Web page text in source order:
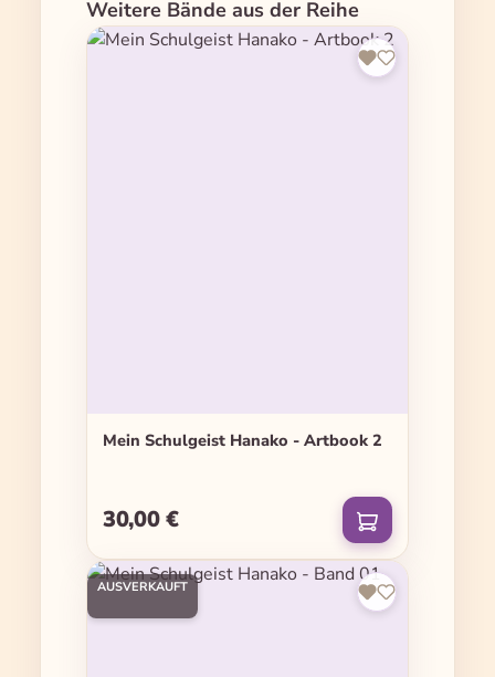
Produktgalerie überspringen
Weitere Bände aus der Reihe
Mein Schulgeist Hanako - Artbook 2
Regulärer Preis:
30,00 €
AUSVERKAUFT